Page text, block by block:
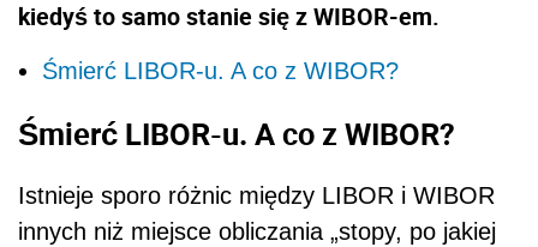
kiedyś to samo stanie się z WIBOR-em.
Śmierć LIBOR-u. A co z WIBOR?
Śmierć LIBOR-u. A co z WIBOR?
Istnieje sporo różnic między LIBOR i WIBOR
innych niż miejsce obliczania „stopy, po jakiej